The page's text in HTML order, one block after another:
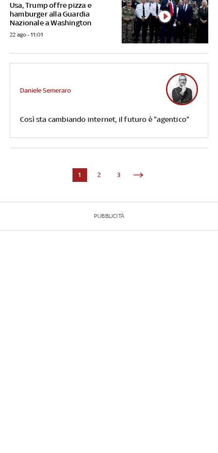
Usa, Trump offre pizza e
hamburger alla Guardia
Nazionale a Washington
22 ago - 11:01
Così sta cambiando internet, il futuro è “agentico”
Daniele Semeraro
1 2 3
PUBBLICITÀ